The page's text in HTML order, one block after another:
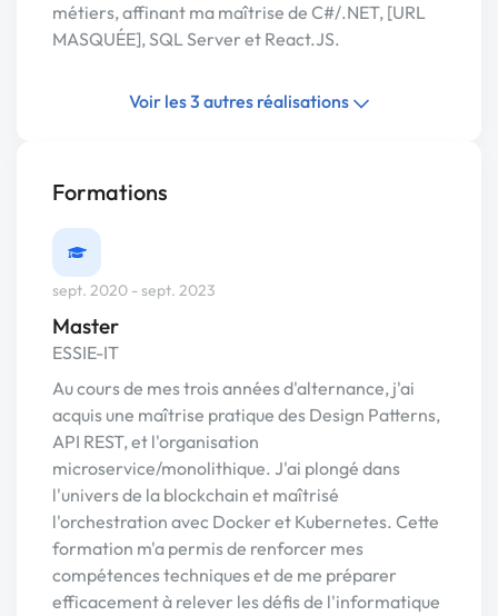
métiers, affinant ma maîtrise de C#/.NET, [URL
MASQUÉE], SQL Server et React.JS.
Voir les 3 autres réalisations
Formations
sept. 2020 - sept. 2023
Master
ESSIE-IT
Au cours de mes trois années d'alternance, j'ai
acquis une maîtrise pratique des Design Patterns,
API REST, et l'organisation
microservice/monolithique. J'ai plongé dans
l'univers de la blockchain et maîtrisé
l'orchestration avec Docker et Kubernetes. Cette
formation m'a permis de renforcer mes
compétences techniques et de me préparer
efficacement à relever les défis de l'informatique